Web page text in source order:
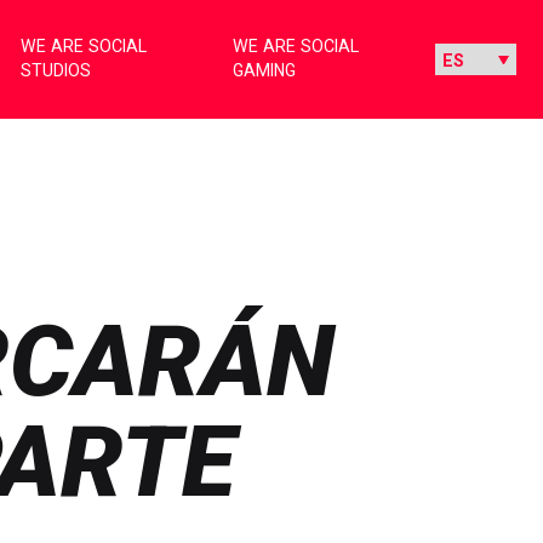
WE ARE SOCIAL
STUDIOS
WE ARE SOCIAL
GAMING